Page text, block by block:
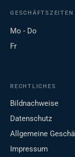
GESCHÄFTSZEITEN
Mo - Do
Fr
RECHTLICHES
Bildnachweise
Datenschutz
Allgemeine
Impressum